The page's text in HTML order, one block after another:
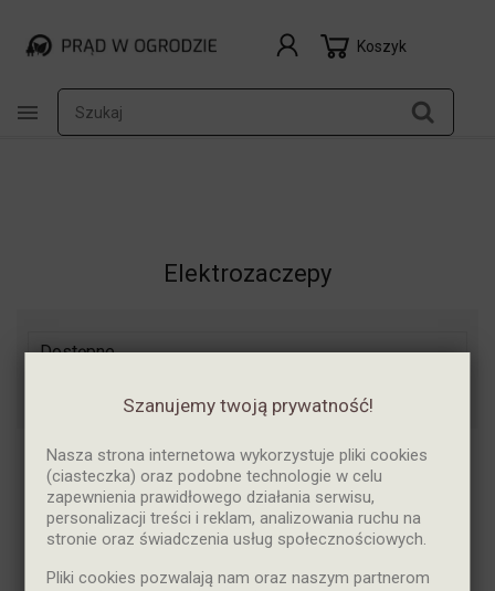
Szanujemy twoją prywatność!
Nasza strona internetowa wykorzystuje pliki cookies
(ciasteczka) oraz podobne technologie w celu
zapewnienia prawidłowego działania serwisu,
personalizacji treści i reklam, analizowania ruchu na
stronie oraz świadczenia usług społecznościowych.
Pliki cookies pozwalają nam oraz naszym partnerom
Koszyk

Elektrozaczepy
Dostępne 
Pokazano 1-20 z 79 pozycji
NOWY